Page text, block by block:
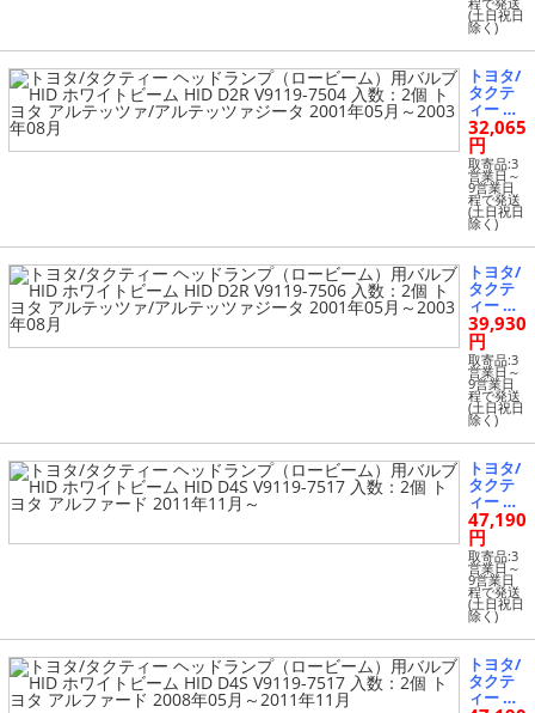
ッツァ
ジータ 2
003年08
月～200
5年09月
バルブ
HID ホ
ワイト
ビーム
HID D2
R V9119
-7506 入
数：2個
トヨタ
アルテ
ッツァ/
アルテ
ッツァ
ジータ 2
003年08
月～200
5年09月
程で発送
(土日祝日
除く)
トヨタ/
タクテ
ィー ヘ
ッドラ
ンプ
（ロー
ビー
ム）用
バルブ
HID ホ
ワイト
ビーム
HID D2
R V9119
-7504 入
数：2個
トヨタ
アルテ
ッツァ/
アルテ
ッツァ
ジータ 2
001年05
月～200
3年08月
32,065
円
取寄品:3
営業日～
9営業日
程で発送
(土日祝日
除く)
トヨタ/
タクテ
ィー ヘ
ッドラ
ンプ
（ロー
ビー
ム）用
バルブ
HID ホ
ワイト
ビーム
HID D2
R V9119
-7506 入
数：2個
トヨタ
アルテ
ッツァ/
アルテ
ッツァ
ジータ 2
001年05
月～200
3年08月
39,930
円
取寄品:3
営業日～
9営業日
程で発送
(土日祝日
除く)
トヨタ/
タクテ
ィー ヘ
ッドラ
ンプ
（ロー
ビー
ム）用
バルブ
HID ホ
ワイト
ビーム
HID D4
S V9119
-7517 入
47,190
円
取寄品:3
営業日～
9営業日
程で発送
(土日祝日
除く)
トヨタ/
タクテ
ィー ヘ